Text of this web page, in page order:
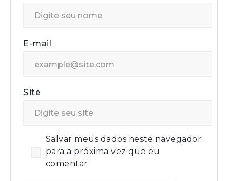
E-mail
Site
Salvar meus dados neste navegador
para a próxima vez que eu
comentar.